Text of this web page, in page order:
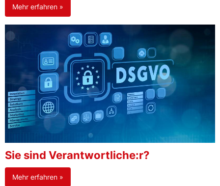
Mehr erfahren »
Sie sind Verantwortliche:r?
Mehr erfahren »